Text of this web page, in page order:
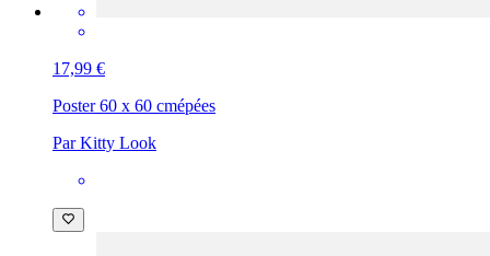
17,99 €
Poster 60 x 60 cmépées
Par Kitty Look